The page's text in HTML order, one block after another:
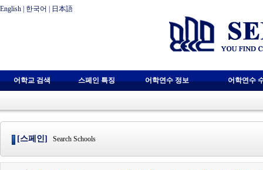
English 한국어 日本語
어학교 검색 스페인 특징 어학연수 정보 어학연수
[스페인] Search Schools